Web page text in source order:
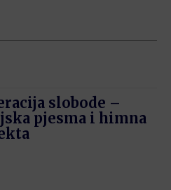
slobode –
pjesma i himna